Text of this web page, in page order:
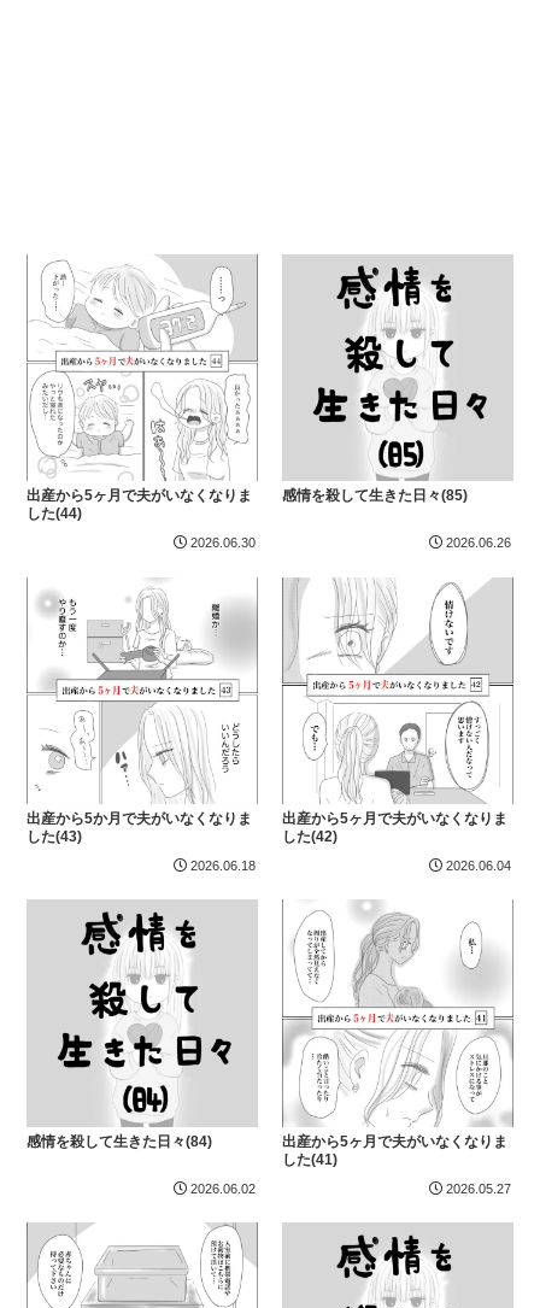
出産から5ヶ月で夫がいなくなりま
した(44)
2026.06.30
感情を殺して生きた日々(85)
2026.06.26
出産から5か月で夫がいなくなりま
した(43)
2026.06.18
出産から5ヶ月で夫がいなくなりま
した(42)
2026.06.04
感情を殺して生きた日々(84)
2026.06.02
出産から5ヶ月で夫がいなくなりま
した(41)
2026.05.27